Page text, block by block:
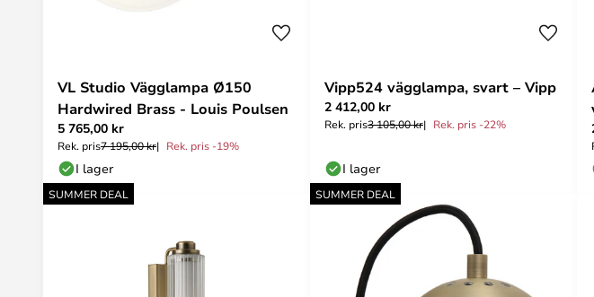
VL Studio Vägglampa Ø150
Hardwired Brass - Louis Poulsen
5 765,00 kr
Rek. pris7 195,00 kr Rek. pris -19%
I lager
Vipp524 vägglampa, svart – Vipp
2 412,00 kr
Rek. pris3 105,00 kr Rek. pris -22%
I lager
SUMMER DEAL SUMMER DEAL